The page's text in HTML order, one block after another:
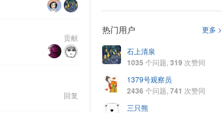
贡献
回复
更多 >
热门用户
石上清泉
1035 个问题, 319 次赞同
1379号观察员
2436 个问题, 741 次赞同
三只熊